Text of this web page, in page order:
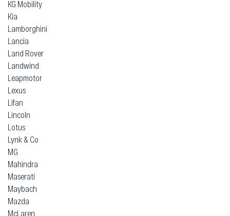
KG Mobility
Kia
Lamborghini
Lancia
Land Rover
Landwind
Leapmotor
Lexus
Lifan
Lincoln
Lotus
Lynk & Co
MG
Mahindra
Maserati
Maybach
Mazda
McLaren